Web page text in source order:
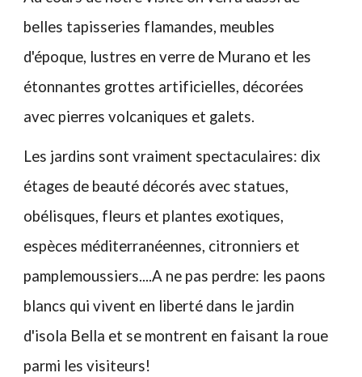
belles tapisseries flamandes, meubles
d'époque, lustres en verre de Murano et les
étonnantes grottes artificielles, décorées
avec pierres volcaniques et galets.
Les jardins sont vraiment spectaculaires: dix
étages de beauté décorés avec statues,
obélisques, fleurs et plantes exotiques,
espèces méditerranéennes, citronniers et
pamplemoussiers....A ne pas perdre: les paons
blancs qui vivent en liberté dans le jardin
d'isola Bella et se montrent en faisant la roue
parmi les visiteurs!